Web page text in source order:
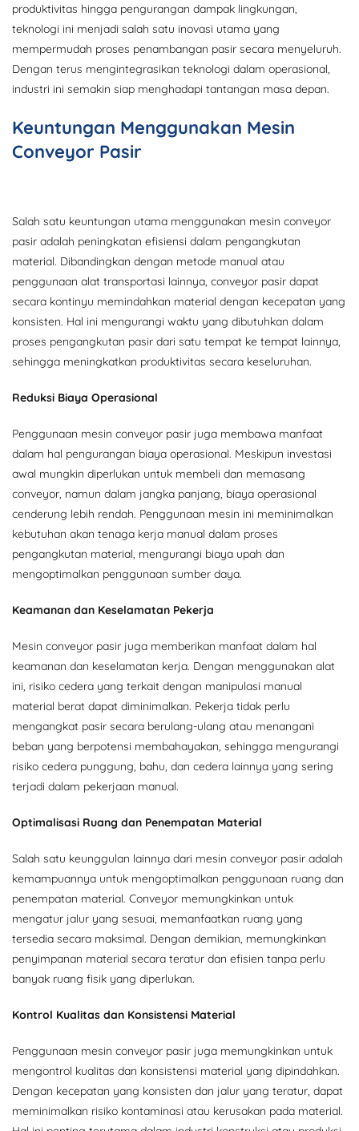
produktivitas hingga pengurangan dampak lingkungan,
teknologi ini menjadi salah satu inovasi utama yang
mempermudah proses penambangan pasir secara menyeluruh.
Dengan terus mengintegrasikan teknologi dalam operasional,
industri ini semakin siap menghadapi tantangan masa depan.
Keuntungan Menggunakan Mesin
Conveyor Pasir
Salah satu keuntungan utama menggunakan mesin conveyor
pasir adalah peningkatan efisiensi dalam pengangkutan
material. Dibandingkan dengan metode manual atau
penggunaan alat transportasi lainnya, conveyor pasir dapat
secara kontinyu memindahkan material dengan kecepatan yang
konsisten. Hal ini mengurangi waktu yang dibutuhkan dalam
proses pengangkutan pasir dari satu tempat ke tempat lainnya,
sehingga meningkatkan produktivitas secara keseluruhan.
Reduksi Biaya Operasional
Penggunaan mesin conveyor pasir juga membawa manfaat
dalam hal pengurangan biaya operasional. Meskipun investasi
awal mungkin diperlukan untuk membeli dan memasang
conveyor, namun dalam jangka panjang, biaya operasional
cenderung lebih rendah. Penggunaan mesin ini meminimalkan
kebutuhan akan tenaga kerja manual dalam proses
pengangkutan material, mengurangi biaya upah dan
mengoptimalkan penggunaan sumber daya.
Keamanan dan Keselamatan Pekerja
Mesin conveyor pasir juga memberikan manfaat dalam hal
keamanan dan keselamatan kerja. Dengan menggunakan alat
ini, risiko cedera yang terkait dengan manipulasi manual
material berat dapat diminimalkan. Pekerja tidak perlu
mengangkat pasir secara berulang-ulang atau menangani
beban yang berpotensi membahayakan, sehingga mengurangi
risiko cedera punggung, bahu, dan cedera lainnya yang sering
terjadi dalam pekerjaan manual.
Optimalisasi Ruang dan Penempatan Material
Salah satu keunggulan lainnya dari mesin conveyor pasir adalah
kemampuannya untuk mengoptimalkan penggunaan ruang dan
penempatan material. Conveyor memungkinkan untuk
mengatur jalur yang sesuai, memanfaatkan ruang yang
tersedia secara maksimal. Dengan demikian, memungkinkan
penyimpanan material secara teratur dan efisien tanpa perlu
banyak ruang fisik yang diperlukan.
Kontrol Kualitas dan Konsistensi Material
Penggunaan mesin conveyor pasir juga memungkinkan untuk
mengontrol kualitas dan konsistensi material yang dipindahkan.
Dengan kecepatan yang konsisten dan jalur yang teratur, dapat
meminimalkan risiko kontaminasi atau kerusakan pada material.